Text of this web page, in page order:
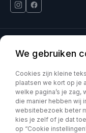
Deinum Venlo is
Car Movement
KVK : 60070897
We gebruiken
Cookies zijn kleine
plaatsen we kort op je
welke pagina’s je zag,
die manier hebben wij
websitebezoek beter
kies je zelf of je dat
op “Cookie